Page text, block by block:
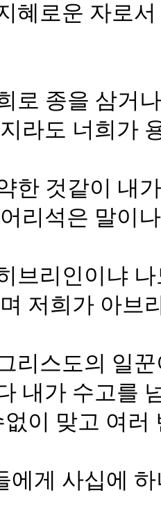
혜로운 자로
로 종을 삼거
라도 너희가
한 것같이 내
리석은 말이
브리인이냐
저희가 아브
리스도의 일
내가 수고를
이 맞고 여러
에게 사십에